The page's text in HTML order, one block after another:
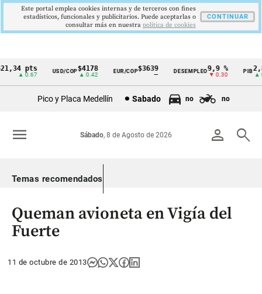
Cintillo
Colombia
pts
▲ 0.67
USD/COP$4178
▲ 0.42
EUR/COP$3639 DESEMPLEO 9,9 %
▼ 0.30
PIB2,8
▲
Pico y Placa Medellín Sabado no no
person search
Sábado, 8 de Agosto de 2026
menu
Temas recomendados
Queman avioneta en Vigía del
Fuerte
11 de octubre de 2013
Este portal emplea cookies internas y de terceros con fines
estadísticos, funcionales y publicitarios. Puede aceptarlas o
consultar más en nuestra politica de cookies
CONTINUAR